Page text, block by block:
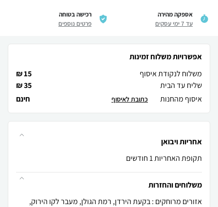
אספקה מהירה
עד 7 ימי עסקים
רכישה בטוחה
פרטים נוספים
אפשרויות משלוח זמינות
משלוח לנקודת איסוף
15 ₪
שליח עד הבית
35 ₪
איסוף מהחנות
חינם כתובת לאיסוף
אחריות ויבואן
תקופת האחריות 1 חודשים
משלוחים והחזרות
אזורים מרוחקים : בקעת הירדן, רמת הגולן, מעבר לקו הירוק,